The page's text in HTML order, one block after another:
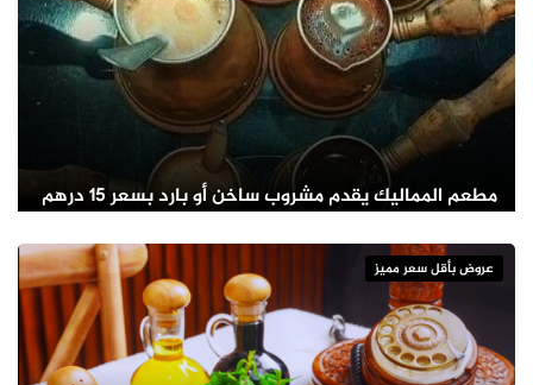
مطعم المماليك يقدم مشروب ساخن أو بارد بسعر 15 درهم
عروض بأقل سعر مميز